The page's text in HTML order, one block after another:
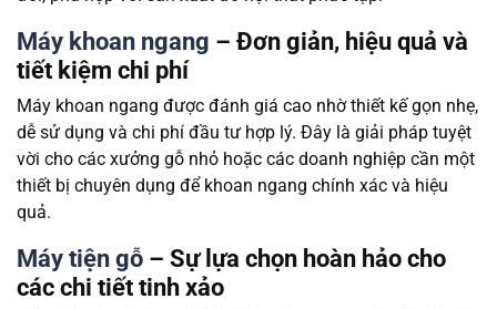
Máy khoan ngang – Đơn giản, hiệu quả và
tiết kiệm chi phí
Máy khoan ngang được đánh giá cao nhờ thiết kế gọn nhẹ,
dễ sử dụng và chi phí đầu tư hợp lý. Đây là giải pháp tuyệt
vời cho các xưởng gỗ nhỏ hoặc các doanh nghiệp cần một
thiết bị chuyên dụng để khoan ngang chính xác và hiệu
quả.
Máy tiện gỗ – Sự lựa chọn hoàn hảo cho
các chi tiết tinh xảo